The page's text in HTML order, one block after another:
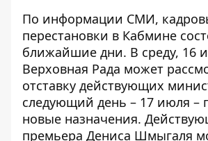
По информации СМИ,
перестановки в Кабмине
ближайшие дни. В среду, 16
Верховная Рада может
отставку действующих
следующий день – 17 июля –
новые назначения.
премьера Дениса Шмыгаля